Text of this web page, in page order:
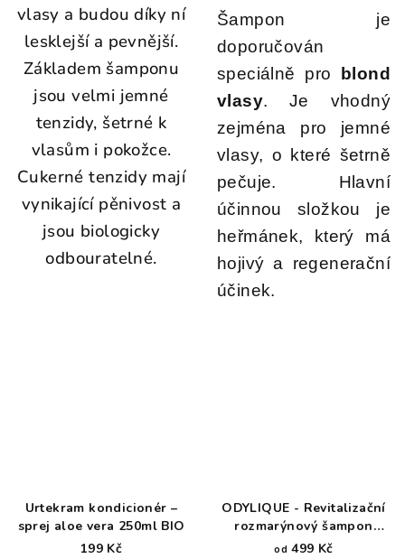
vlasy a budou díky ní
lesklejší a pevnější.
Základem šamponu
jsou velmi jemné
tenzidy, šetrné k
vlasům i pokožce.
Cukerné tenzidy mají
vynikající pěnivost a
jsou biologicky
odbouratelné.
Šampon je
doporučován
speciálně pro blond
vlasy. Je vhodný
zejména pro jemné
vlasy, o které šetrně
pečuje. Hlavní
účinnou složkou je
heřmánek, který má
hojivý a regenerační
účinek.
Urtekram kondicionér –
sprej aloe vera 250ml BIO
199 Kč
ODYLIQUE - Revitalizační
rozmarýnový šampon
posílení, regenerace a
od 499 Kč